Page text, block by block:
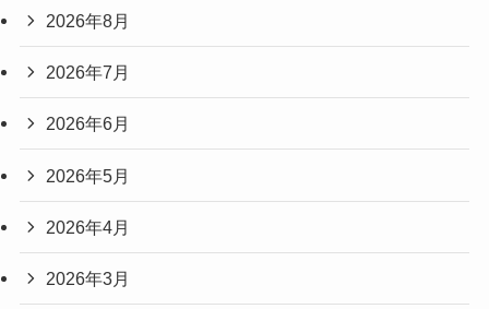
2026年8月
2026年7月
2026年6月
2026年5月
2026年4月
2026年3月